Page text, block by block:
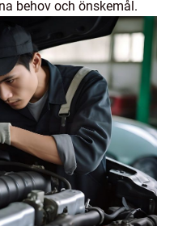
behov och önskemål.